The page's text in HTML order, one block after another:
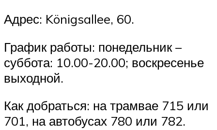
Адрес: Königsallee, 60.
График работы: понедельник –
суббота: 10.00-20.00; воскресенье
выходной.
Как добраться: на трамвае 715 или
701, на автобусах 780 или 782.